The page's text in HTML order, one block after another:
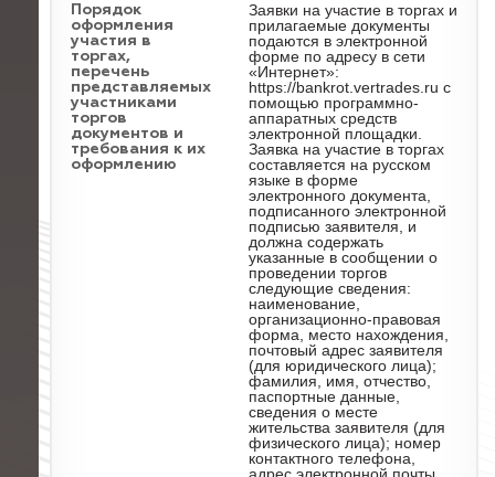
Порядок
оформления
участия в
торгах,
перечень
представляемых
участниками
торгов
документов и
требования к их
оформлению
Заявки на участие в торгах и
прилагаемые документы
подаются в электронной
форме по адресу в сети
«Интернет»:
https://bankrot.vertrades.ru с
помощью программно-
аппаратных средств
электронной площадки.
Заявка на участие в торгах
составляется на русском
языке в форме
электронного документа,
подписанного электронной
подписью заявителя, и
должна содержать
указанные в сообщении о
проведении торгов
следующие сведения:
наименование,
организационно-правовая
форма, место нахождения,
почтовый адрес заявителя
(для юридического лица);
фамилия, имя, отчество,
паспортные данные,
сведения о месте
жительства заявителя (для
физического лица); номер
контактного телефона,